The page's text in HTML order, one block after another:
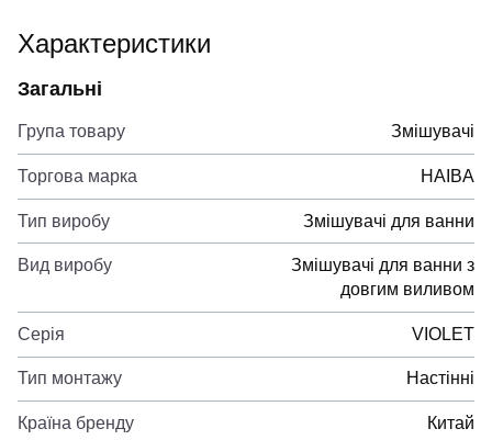
Характеристики
Загальні
Група товару Змішувачі
Торгова марка HAIBA
Тип виробу Змішувачі для ванни
Вид виробу
Змішувачі для ванни з
довгим виливом
Серія VIOLET
Тип монтажу Настінні
Країна бренду Китай